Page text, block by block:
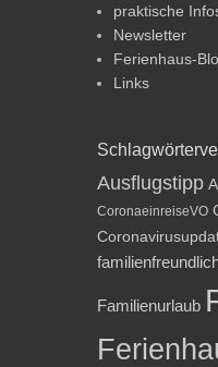
praktische
Newsletter
Ferienhaus-
Links
Ausflugstipp
CoronaeinreiseVO
Familienurlaub